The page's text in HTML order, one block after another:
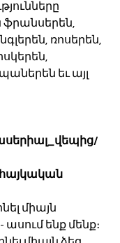
ֆրանսերեն,
ռոսերեն,
եւ այլ
հայկական
միայն
ենք մենք։